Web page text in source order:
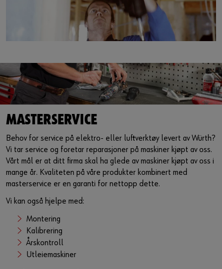
MASTERSERVICE
Behov for service på elektro- eller luftverktøy levert av Würth?
Vi tar service og foretar reparasjoner på maskiner kjøpt av oss.
Vårt mål er at ditt firma skal ha glede av maskiner kjøpt av oss i
mange år. Kvaliteten på våre produkter kombinert med
masterservice er en garanti for nettopp dette.
Vi kan også hjelpe med:
Montering
Kalibrering
Årskontroll
Utleiemaskiner